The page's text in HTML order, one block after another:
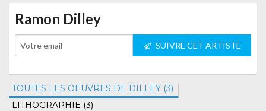
Ramon Dilley
SUIVRE CET ARTISTE
TOUTES LES OEUVRES DE DILLEY (3)
LITHOGRAPHIE (3)